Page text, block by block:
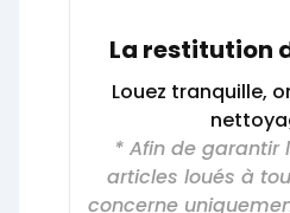
La restitution
Louez tranquille,
* Afin de garantir
articles loués à
concerne